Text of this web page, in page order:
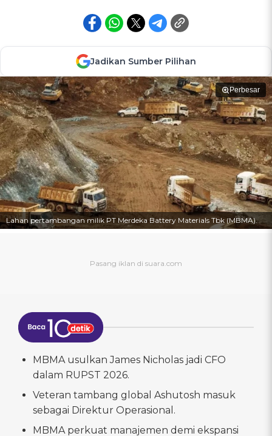
Jadikan Sumber Pilihan
Perbesar
Lahan pertambangan milik PT Merdeka Battery Materials Tbk (MBMA).
MBMA usulkan James Nicholas jadi CFO
dalam RUPST 2026.
Veteran tambang global Ashutosh masuk
sebagai Direktur Operasional.
MBMA perkuat manajemen demi ekspansi